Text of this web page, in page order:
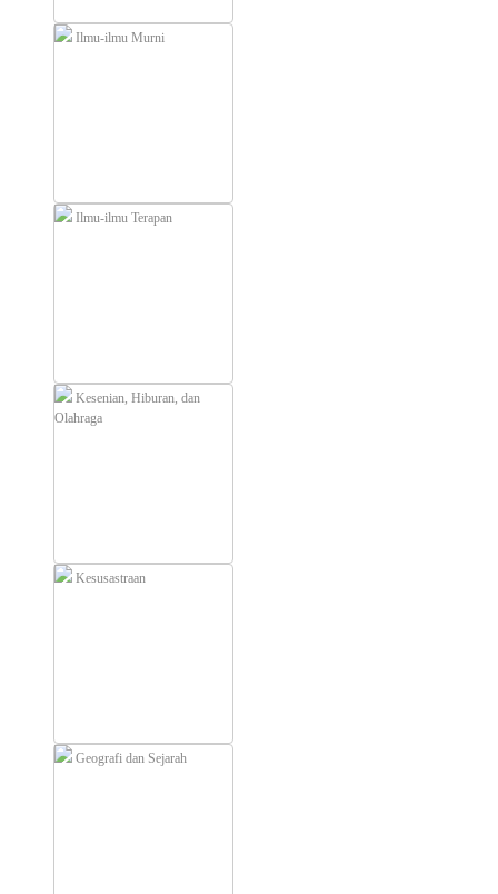
Ilmu-ilmu Murni
Ilmu-ilmu Terapan
Kesenian, Hiburan, dan
Olahraga
Kesusastraan
Geografi dan Sejarah